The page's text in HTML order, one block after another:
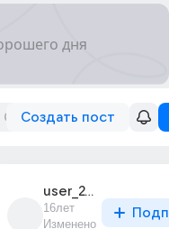
Создать пост
user_24286505
16лет
Изменено